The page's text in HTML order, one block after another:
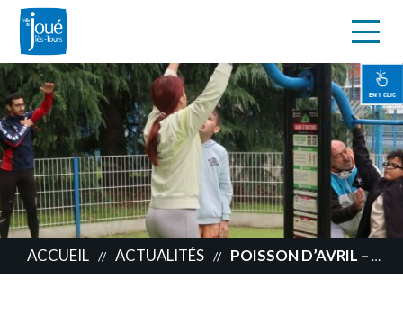
Aller
contenu
principal
EN 1 CLIC
ACCUEIL // ACTUALITÉS // POISSON D’AVRIL – AIRE DE FITNESS